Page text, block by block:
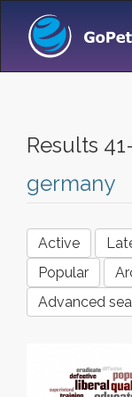
Results
germany
Active
Popular
Advanced